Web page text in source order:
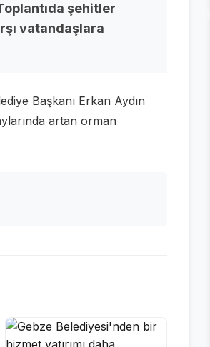
şehitler
vatandaşlara
Başkanı Erkan Aydın
artan orman